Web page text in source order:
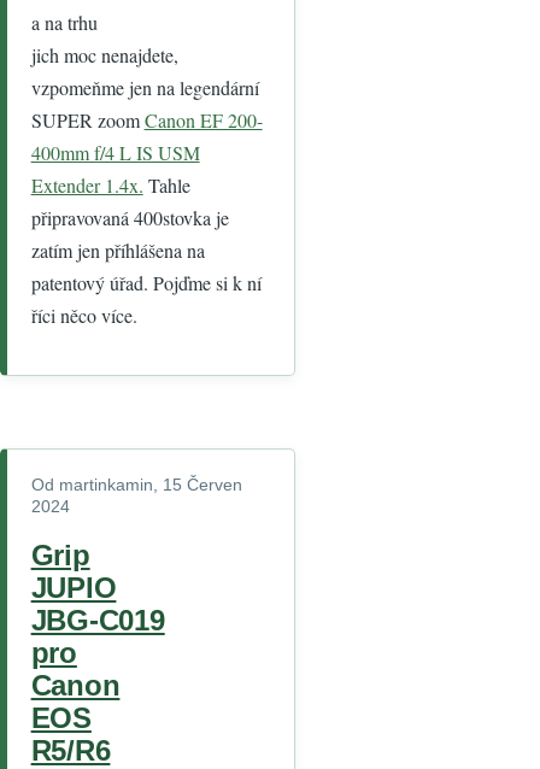
a na trhu
jich moc nenajdete,
vzpomeňme jen na legendární
SUPER zoomCanon EF 200-
400mm f/4 L IS USM
Extender 1.4x. Tahle
připravovaná 400stovka je
zatím jen příhlášena na
patentový úřad. Pojďme si k ní
říci něco více.
Od martinkamin , 15 Červen
2024
Grip
JUPIO
JBG-C019
pro
Canon
EOS
R5/R6